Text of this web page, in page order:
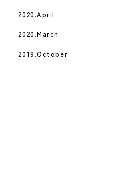
2020.April
2020.March
2019.October